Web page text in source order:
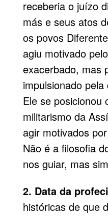
receberia o juízo
más e seus atos
os povos
agiu motivado
exacerbado, mas
impulsionado
Ele se posicionou
militarismo da
agir motivados
Não é a filosofia
nos guiar, mas
2. Data da
históricas de que